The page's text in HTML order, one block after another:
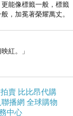
能像標籤一般，標籤
，加冕著榮耀萬丈。
放下的罪證
紅。」
賣 比比昂代購
播網 全球購物
中心